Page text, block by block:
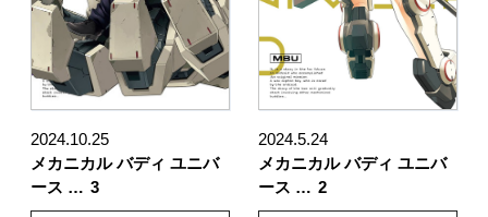
2024.10.25
メカニカル バディ ユニバ
ース … 3
2024.5.24
メカニカル バディ ユニバ
ース … 2